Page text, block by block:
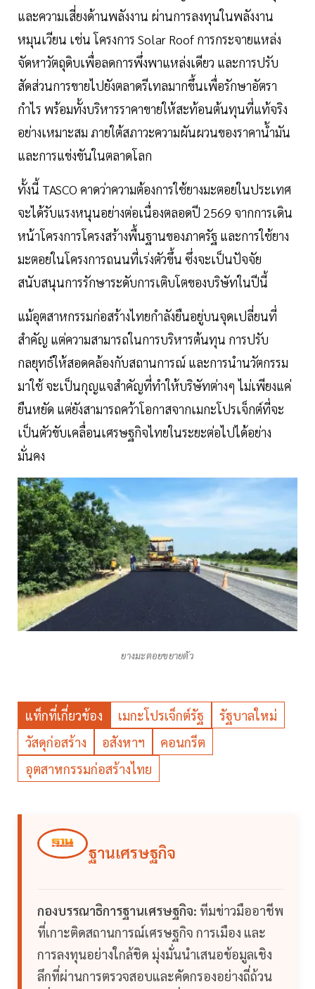
และความเสี่ยงด้านพลังงาน ผ่านการลงทุนในพลังงาน
หมุนเวียน เช่น โครงการ Solar Roof การกระจายแหล่ง
จัดหาวัตถุดิบเพื่อลดการพึ่งพาแหล่งเดียว และการปรับ
สัดส่วนการขายไปยังตลาดรีเทลมากขึ้นเพื่อรักษาอัตรา
กำไร พร้อมทั้งบริหารราคาขายให้สะท้อนต้นทุนที่แท้จริง
อย่างเหมาะสม ภายใต้สภาวะความผันผวนของราคาน้ำมัน
และการแข่งขันในตลาดโลก
ทั้งนี้ TASCO คาดว่าความต้องการใช้ยางมะตอยในประเทศ
จะได้รับแรงหนุนอย่างต่อเนื่องตลอดปี 2569 จากการเดิน
หน้าโครงการโครงสร้างพื้นฐานของภาครัฐ และการใช้ยาง
มะตอยในโครงการถนนที่เร่งตัวขึ้น ซึ่งจะเป็นปัจจัย
สนับสนุนการรักษาระดับการเติบโตของบริษัทในปีนี้
แม้อุตสาหกรรมก่อสร้างไทยกำลังยืนอยู่บนจุดเปลี่ยนที่
สำคัญ แต่ความสามารถในการบริหารต้นทุน การปรับ
กลยุทธ์ให้สอดคล้องกับสถานการณ์ และการนำนวัตกรรม
มาใช้ จะเป็นกุญแจสำคัญที่ทำให้บริษัทต่างๆ ไม่เพียงแค่
ยืนหยัด แต่ยังสามารถคว้าโอกาสจากเมกะโปรเจ็กต์ที่จะ
เป็นตัวขับเคลื่อนเศรษฐกิจไทยในระยะต่อไปได้อย่าง
มั่นคง
ยางมะตอยขยายตัว
แท็กที่เกี่ยวข้อง เมกะโปรเจ็กต์รัฐ
รัฐบาลใหม่
วัสดุก่อสร้าง
อสังหาฯ
คอนกรีต
อุตสาหกรรมก่อสร้างไทย
ฐานเศรษฐกิจ
กองบรรณาธิการฐานเศรษฐกิจ: ทีมข่าวมืออาชีพ
ที่เกาะติดสถานการณ์เศรษฐกิจ การเมือง และ
การลงทุนอย่างใกล้ชิด มุ่งมั่นนำเสนอข้อมูลเชิง
ลึกที่ผ่านการตรวจสอบและคัดกรองอย่างถี่ถ้วน